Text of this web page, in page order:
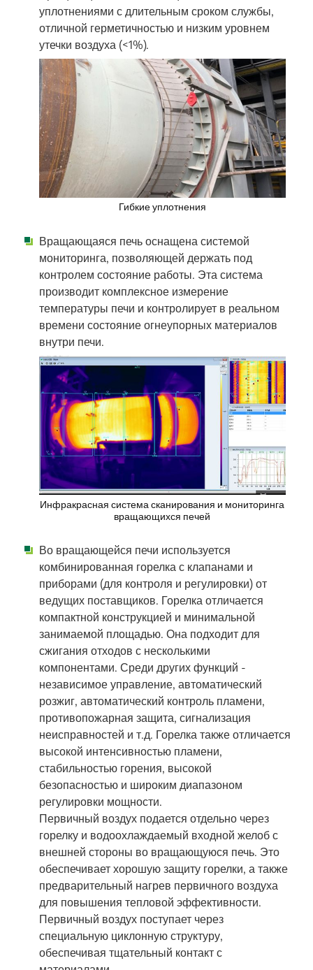
уплотнениями с длительным сроком службы,
отличной герметичностью и низким уровнем
утечки воздуха (<1%).
Гибкие уплотнения
Вращающаяся печь оснащена системой
мониторинга, позволяющей держать под
контролем состояние работы. Эта система
производит комплексное измерение
температуры печи и контролирует в реальном
времени состояние огнеупорных материалов
внутри печи.
Инфракрасная система сканирования и мониторинга
вращающихся печей
Во вращающейся печи используется
комбинированная горелка с клапанами и
приборами (для контроля и регулировки) от
ведущих поставщиков. Горелка отличается
компактной конструкцией и минимальной
занимаемой площадью. Она подходит для
сжигания отходов с несколькими
компонентами. Среди других функций -
независимое управление, автоматический
розжиг, автоматический контроль пламени,
противопожарная защита, сигнализация
неисправностей и т.д. Горелка также отличается
высокой интенсивностью пламени,
стабильностью горения, высокой
безопасностью и широким диапазоном
регулировки мощности.
Первичный воздух подается отдельно через
горелку и водоохлаждаемый входной желоб с
внешней стороны во вращающуюся печь. Это
обеспечивает хорошую защиту горелки, а также
предварительный нагрев первичного воздуха
для повышения тепловой эффективности.
Первичный воздух поступает через
специальную циклонную структуру,
обеспечивая тщательный контакт с